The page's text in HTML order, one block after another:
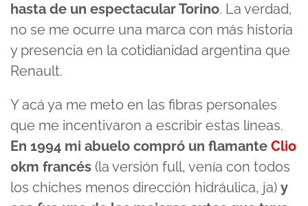
hasta de un espectacular Torino. La verdad,
no se me ocurre una marca con más historia
y presencia en la cotidianidad argentina que
Renault.
Y acá ya me meto en las fibras personales
que me incentivaron a escribir estas líneas.
En 1994 mi abuelo compró un flamante Clio
0km francés (la versión full, venía con todos
los chiches menos dirección hidráulica, ja) y